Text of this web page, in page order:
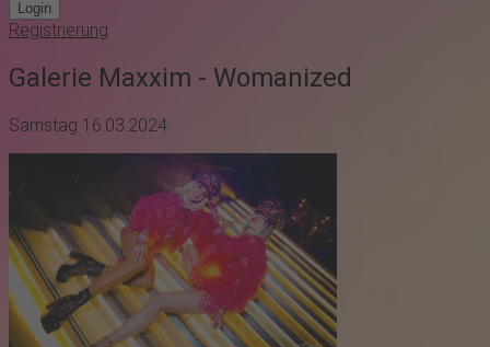
Login
Registrierung
Galerie Maxxim - Womanized
Samstag 16.03.2024